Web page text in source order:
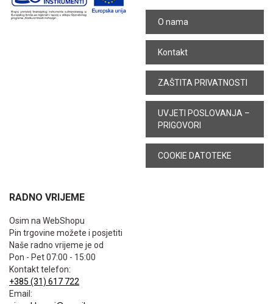
O nama
Kontakt
ZAŠTITA PRIVATNOSTI
UVJETI POSLOVANJA –
PRIGOVORI
COOKIE DATOTEKE
RADNO VRIJEME
Osim na WebShopu
Pin trgovine možete i posjetiti
Naše radno vrijeme je od
Pon - Pet 07:00 - 15:00
Kontakt telefon:
+385 (31) 617 722
Email: